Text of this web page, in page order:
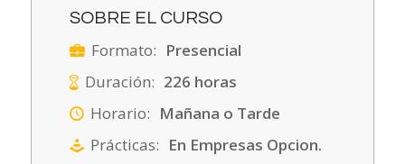
SOBRE EL CURSO
Formato: Presencial
Duración: 226 horas
Horario: Mañana o Tarde
Prácticas: En Empresas Opcion.